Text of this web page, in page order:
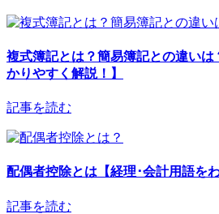
複式簿記とは？簡易簿記との違い
かりやすく解説！】
記事を読む
配偶者控除とは【経理･会計用語を
記事を読む